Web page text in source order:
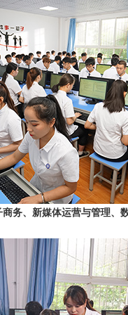
务、新媒体运营与管理、